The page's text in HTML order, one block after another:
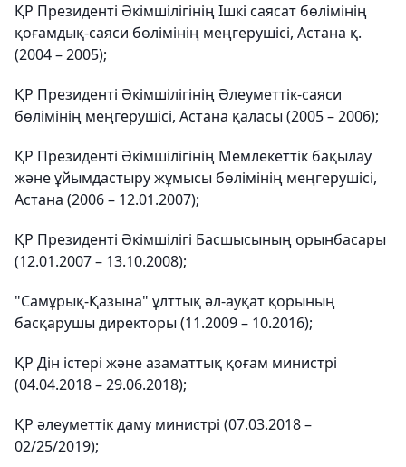
ҚР Президенті Әкімшілігінің Ішкі саясат бөлімінің
қоғамдық-саяси бөлімінің меңгерушісі, Астана қ.
(2004 – 2005);
ҚР Президенті Әкімшілігінің Әлеуметтік-саяси
бөлімінің меңгерушісі, Астана қаласы (2005 – 2006);
ҚР Президенті Әкімшілігінің Мемлекеттік бақылау
және ұйымдастыру жұмысы бөлімінің меңгерушісі,
Астана (2006 – 12.01.2007);
ҚР Президенті Әкімшілігі Басшысының орынбасары
(12.01.2007 – 13.10.2008);
"Самұрық-Қазына" ұлттық әл-ауқат қорының
басқарушы директоры (11.2009 – 10.2016);
ҚР Дін істері және азаматтық қоғам министрі
(04.04.2018 – 29.06.2018);
ҚР әлеуметтік даму министрі (07.03.2018 –
02/25/2019);